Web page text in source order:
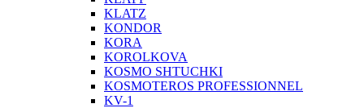
KLATZ
KONDOR
KORA
KOROLKOVA
KOSMO SHTUCHKI
KOSMOTEROS PROFESSIONNEL
KV-1